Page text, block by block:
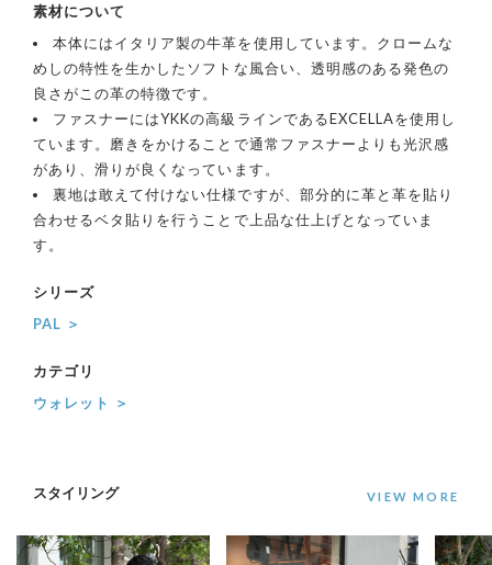
素材について
本体にはイタリア製の牛革を使用しています。クロームな
めしの特性を生かしたソフトな風合い、透明感のある発色の
良さがこの革の特徴です。
ファスナーにはYKKの高級ラインであるEXCELLAを使用し
ています。磨きをかけることで通常ファスナーよりも光沢感
があり、滑りが良くなっています。
裏地は敢えて付けない仕様ですが、部分的に革と革を貼り
合わせるベタ貼りを行うことで上品な仕上げとなっていま
す。
シリーズ
PAL ＞
カテゴリ
ウォレット ＞
スタイリング